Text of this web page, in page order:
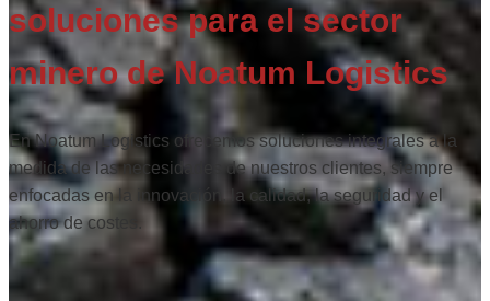
soluciones para el sector
minero de Noatum Logistics
En Noatum Logistics ofrecemos soluciones integrales a la
medida de las necesidades de nuestros clientes, siempre
enfocadas en la innovación, la calidad, la seguridad y el
ahorro de costes.